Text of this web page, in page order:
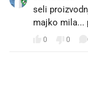
seli
majko mila...
0 0